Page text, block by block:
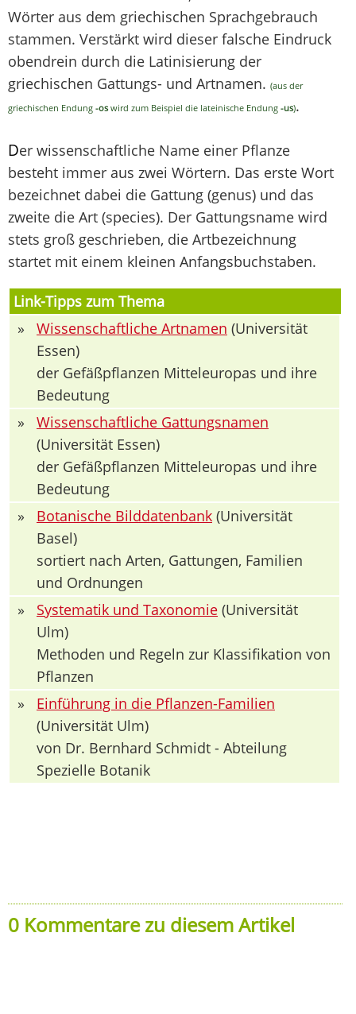
Wörter aus dem griechischen Sprachgebrauch
stammen. Verstärkt wird dieser falsche Eindruck
obendrein durch die Latinisierung der
griechischen Gattungs- und Artnamen. (aus der
griechischen Endung -os wird zum Beispiel die lateinische Endung -us).
Der wissenschaftliche Name einer Pflanze
besteht immer aus zwei Wörtern. Das erste Wort
bezeichnet dabei die Gattung (genus) und das
zweite die Art (species). Der Gattungsname wird
stets groß geschrieben, die Artbezeichnung
startet mit einem kleinen Anfangsbuchstaben.
Link-Tipps zum Thema
»
Wissenschaftliche Artnamen (Universität
Essen)
der Gefäßpflanzen Mitteleuropas und ihre
Bedeutung
»
Wissenschaftliche Gattungsnamen
(Universität Essen)
der Gefäßpflanzen Mitteleuropas und ihre
Bedeutung
»
Botanische Bilddatenbank (Universität
Basel)
sortiert nach Arten, Gattungen, Familien
und Ordnungen
»
Systematik und Taxonomie (Universität
Ulm)
Methoden und Regeln zur Klassifikation von
Pflanzen
»
Einführung in die Pflanzen-Familien
(Universität Ulm)
von Dr. Bernhard Schmidt - Abteilung
Spezielle Botanik
0 Kommentare zu diesem Artikel